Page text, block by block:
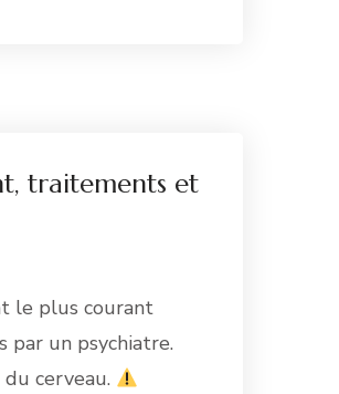
traitements et
le plus courant
par un psychiatre.
cerveau.